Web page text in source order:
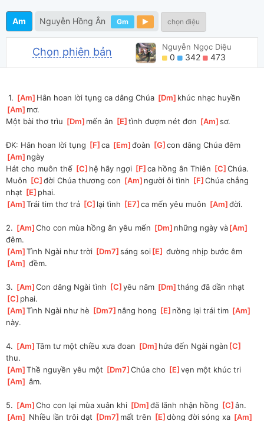
Am Nguyễn Hồng Ân Gm chọn điệu
Chọn phiên bản Nguyễn Ngọc Diệu
0 342 473
1. [Am ]Hân hoan lời tụng ca dâng Chúa [Dm ]khúc nhạc huyền
Am ]mơ.
Một bài thơ trìu [Dm ]mến ân [E ]tình đượm nét đơn [Am ]
sơ.
ÐK: Hân hoan lời tụng [F ]
ca [Em ]
đoàn [G ]
con dâng Chúa đêm
Am ]ngày
Hát cho muôn thế [C ]hệ hãy ngợi [F ]
ca hồng ân Thiên [C ]
Chúa.
Muôn [C ]
đời Chúa thương con [Am ]người ôi tình [F ]
Chúa chẳng
nhạt [E ]phai.
[Am ]
Trái tim thơ trả [C ]lại tình [E7 ]
ca mến yêu muôn [Am ]
đời.
2. [Am ]
Cho con mùa hồng ân yêu mến [Dm ]những ngày và[Am
đêm.
[Am ]
Tình Ngài như trời [Dm7 ]
sáng soi[E ] đường nhịp bước êm
Am
] đềm.
3. [Am ]
Con dâng Ngài tình [C ]
yêu năm [Dm ]tháng đã dần nhạt
C ]phai.
[Am ]
Tình Ngài như hè [Dm7 ]nắng hong [E ]nồng lại trái tim [Am
này.
4. [Am ]
Tâm tư một chiều xưa đoan [Dm ]hứa đến Ngài ngàn [C
thu.
[Am ]
Thề nguyền yêu một [Dm7 ]
Chúa cho [E ]
vẹn một khúc tri
Am
] âm.
5. [Am ]
Cho con lại mùa xuân khi [Dm ]
đã lãnh nhận hồng [C ]
ân.
[Am Nhiều lần trôi dạt [Dm7 ]mất trên [E ]
dòng đời sóng xa [Am